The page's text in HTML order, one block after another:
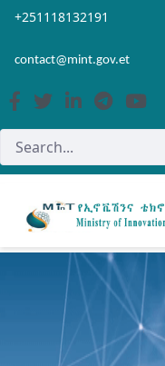
Skip to Main Content
Open Accessibility Menu
+251118132191
contact@mint.gov.et